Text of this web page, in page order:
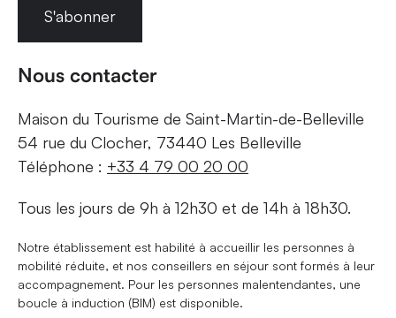
S'abonner
Nous contacter
Maison du Tourisme de Saint-Martin-de-Belleville
54 rue du Clocher, 73440 Les Belleville
Téléphone : +33 4 79 00 20 00
Tous les jours de 9h à 12h30 et de 14h à 18h30.
Notre établissement est habilité à accueillir les personnes à
mobilité réduite, et nos conseillers en séjour sont formés à leur
accompagnement. Pour les personnes malentendantes, une
boucle à induction (BIM) est disponible.